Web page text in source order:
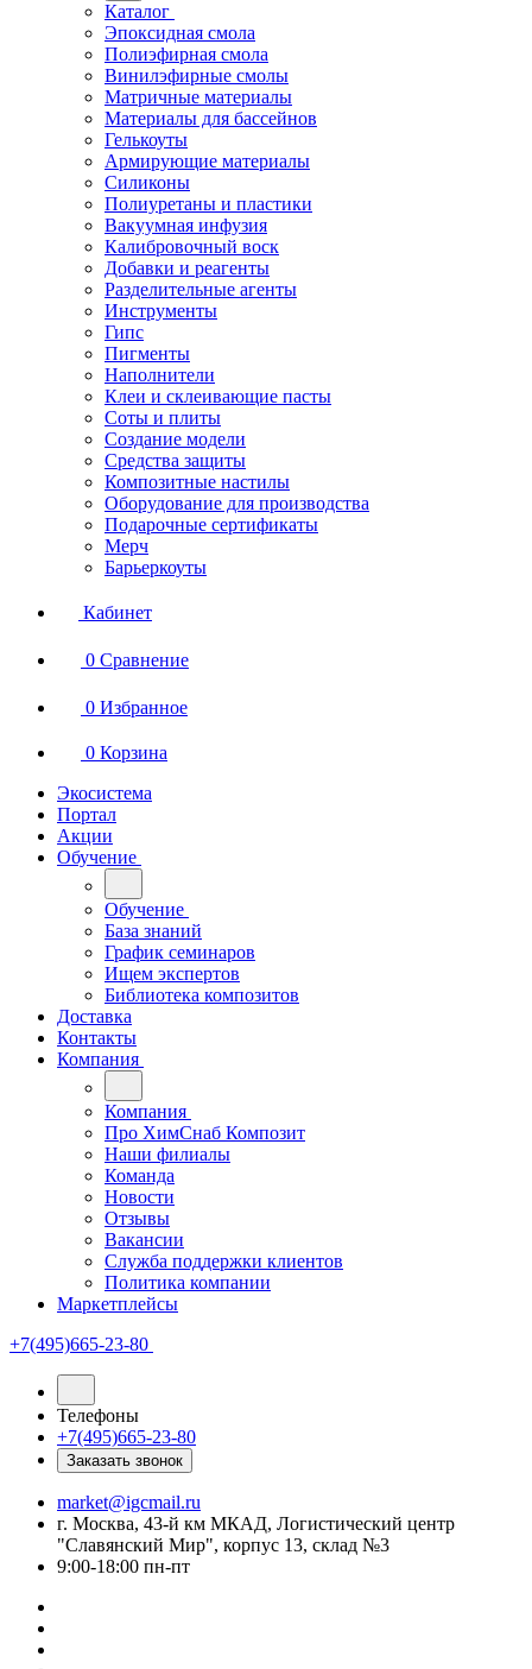
Каталог
Эпоксидная смола
Полиэфирная смола
Винилэфирные смолы
Матричные материалы
Материалы для бассейнов
Гелькоуты
Армирующие материалы
Силиконы
Полиуретаны и пластики
Вакуумная инфузия
Калибровочный воск
Добавки и реагенты
Разделительные агенты
Инструменты
Гипс
Пигменты
Наполнители
Клеи и склеивающие пасты
Соты и плиты
Создание модели
Средства защиты
Композитные настилы
Оборудование для производства
Подарочные сертификаты
Мерч
Барьеркоуты
Кабинет
0 Сравнение
0 Избранное
0 Корзина
Экосистема
Портал
Акции
Обучение
Обучение
База знаний
График семинаров
Ищем экспертов
Библиотека композитов
Доставка
Контакты
Компания
Компания
Про ХимСнаб Композит
Наши филиалы
Команда
Новости
Отзывы
Вакансии
Служба поддержки клиентов
Политика компании
Маркетплейсы
+7(495)665-23-80
Телефоны
+7(495)665-23-80
Заказать звонок
market@igcmail.ru
г. Москва, 43-й км МКАД, Логистический центр
"Славянский Мир", корпус 13, склад №3
9:00-18:00 пн-пт